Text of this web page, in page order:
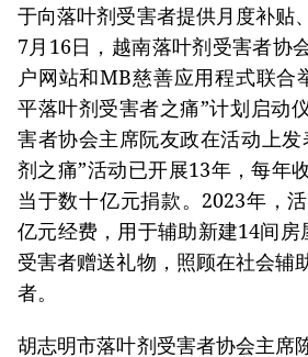
于向落叶剂受害者提供月度补贴
7月16日，越南落叶剂受害者协
户网站和MB慈善应用程式联合
平落叶剂受害者之痛”计划启动
害者协会主席阮友政在活动上
剂之痛”活动已开展13年，每年
当于数十亿元捐款。2023年，
亿元经费，用于辅助新建14间房
受害者赠送礼物，照顾在社会辅
者。
胡志明市落叶剂受害者协会主席